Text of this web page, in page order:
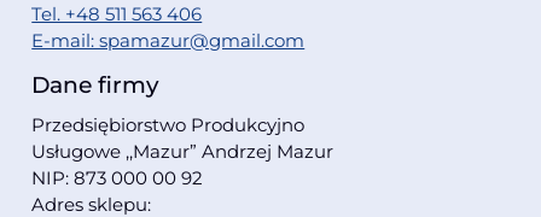
Tel. +48 511 563 406
E-mail: spamazur@gmail.com
Dane firmy
Przedsiębiorstwo Produkcyjno
Usługowe ,,Mazur” Andrzej Mazur
NIP: 873 000 00 92
Adres sklepu: